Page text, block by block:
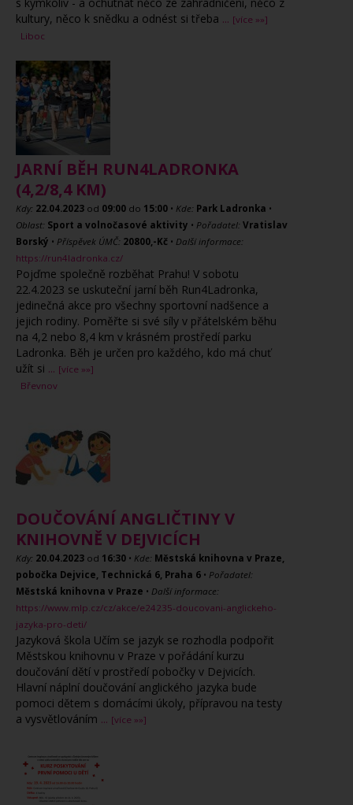
kultury, něco k snědku a odnést si třeba ... [více »»]
Liboc
JARNÍ BĚH RUN4LADRONKA
(4,2/8,4 KM)
Kdy: 22.04.2023 od 09:00 do 15:00 • Kde: Park Ladronka •
Oblast: Sport a volnočasové aktivity • Pořadatel: Vratislav
Borský • Příspěvek ÚMČ: 20800,-Kč • Další informace:
https://run4ladronka.cz/
Pojďme společně rozběhat Prahu! V sobotu
22.4.2023 se uskuteční jarní běh Run4Ladronka,
jedinečná akce pro všechny sportovní nadšence a
jejich rodiny. Poměřte si své síly v přátelském běhu
na 4,2 nebo 8,4 km v krásném prostředí parku
Ladronka. Běh je určen pro každého, kdo má chuť
užít si ... [více »»]
Břevnov
DOUČOVÁNÍ ANGLIČTINY V
KNIHOVNĚ V DEJVICÍCH
Kdy: 20.04.2023 od 16:30 • Kde: Městská knihovna v Praze,
pobočka Dejvice, Technická 6, Praha 6 • Pořadatel:
Městská knihovna v Praze • Další informace:
https://www.mlp.cz/cz/akce/e24235-doucovani-anglickeho-
jazyka-pro-deti/
Jazyková škola Učím se jazyk se rozhodla podpořit
Městskou knihovnu v Praze v pořádání kurzu
doučování dětí v prostředí pobočky v Dejvicích.
Hlavní náplní doučování anglického jazyka bude
pomoci dětem s domácími úkoly, přípravou na testy
a vysvětlováním ... [více »»]